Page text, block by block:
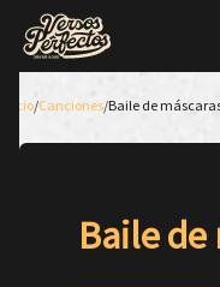
Inicio/Canciones/Baile de
Baile de